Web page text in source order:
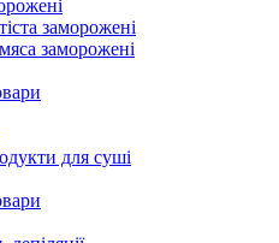
заморожені
заморожені
для суші